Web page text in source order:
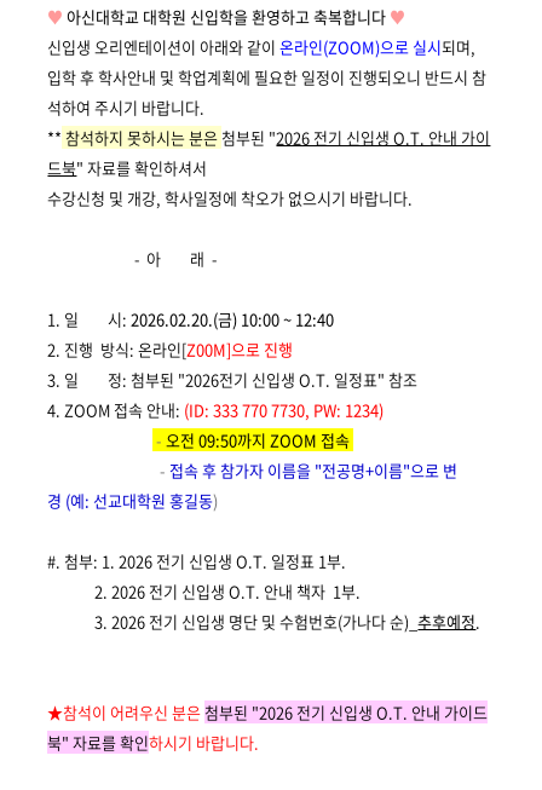
게
시
글
본
문
♥ 아신대학교 대학원 신입학을 환영하고축복합니다 ♥
신입생 오리엔테이션이 아래와 같이온라인(ZOOM)으로 실시되며,
입학 후 학사안내 및 학업계획에 필요한 일정이 진행되오니 반드시 참
석하여 주시기 바랍니다.
** 참석하지 못하시는 분은 첨부된 "2026 전기 신입생 O.T. 안내 가이
드북" 자료를 확인하셔서
수강신청 및 개강, 학사일정에 착오가 없으시기 바랍니다.
- 아 래-
1. 일 시: 2026.02.20.(금) 10:00 ~ 12:40
2. 진행 방식:온라인[Z00M]으로 진행
3. 일 정: 첨부된 "2026전기 신입생 O.T. 일정표" 참조
4. ZOOM 접속 안내: (ID: 333 770 7730, PW: 1234)
-오전 09:50까지 ZOOM 접속
- 접속 후 참가자 이름을 "전공명+이름"으로 변
경 (예: 선교대학원 홍길동)
#. 첨부: 1. 2026 전기 신입생 O.T. 일정표 1부.
2. 2026 전기 신입생 O.T. 안내 책자 1부.
3. 2026 전기 신입생 명단 및 수험번호(가나다 순)_추후예정.
★참석이 어려우신 분은 첨부된 "2026 전기 신입생 O.T. 안내 가이드
북" 자료를 확인하시기 바랍니다.